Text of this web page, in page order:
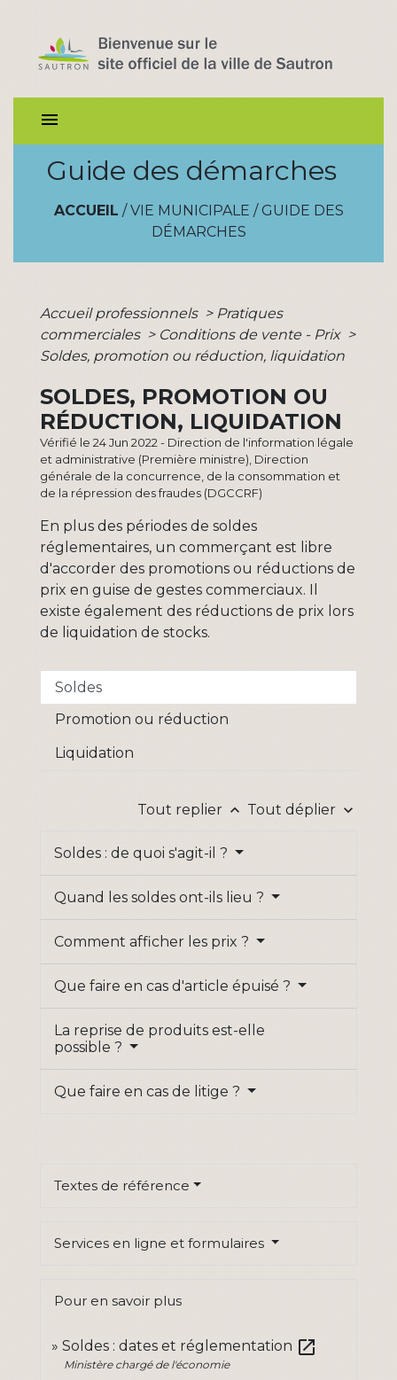
menu
Guide des démarches
ACCUEIL / VIE MUNICIPALE / GUIDE DES
DÉMARCHES
Accueil professionnels > Pratiques
commerciales > Conditions de vente - Prix >
Soldes, promotion ou réduction, liquidation
SOLDES, PROMOTION OU
RÉDUCTION, LIQUIDATION
Vérifié le 24 Jun 2022 - Direction de l'information légale
et administrative (Première ministre), Direction
générale de la concurrence, de la consommation et
de la répression des fraudes (DGCCRF)
En plus des périodes de soldes
réglementaires, un commerçant est libre
d'accorder des promotions ou réductions de
prix en guise de gestes commerciaux. Il
existe également des réductions de prix lors
de liquidation de stocks.
Soldes
Promotion ou réduction
Liquidation
Tout replier keyboard_arrow_up Tout déplier keyboard_arrow_down
Soldes : de quoi s'agit-il ?
Quand les soldes ont-ils lieu ?
Comment afficher les prix ?
Que faire en cas d'article épuisé ?
La reprise de produits est-elle
possible ?
Que faire en cas de litige ?
Textes de référence
Services en ligne et formulaires
Pour en savoir plus
Soldes : dates et réglementation open_in_new
Ministère chargé de l'économie